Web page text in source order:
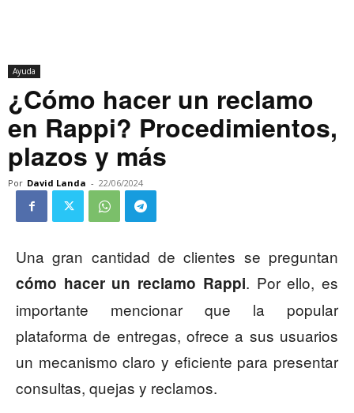
Ayuda
¿Cómo hacer un reclamo
en Rappi? Procedimientos,
plazos y más
Por David Landa - 22/06/2024
Una gran cantidad de clientes se preguntan
cómo hacer un reclamo Rappi. Por ello, es
importante mencionar que la popular
plataforma de entregas, ofrece a sus usuarios
un mecanismo claro y eficiente para presentar
consultas, quejas y reclamos.